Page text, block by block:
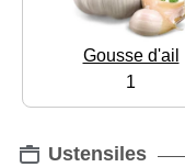
Gousse d'ail
1
Ustensiles